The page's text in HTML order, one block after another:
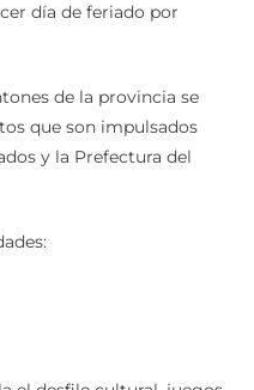
día de feriado por
de la provincia se
que son impulsados
y la Prefectura del